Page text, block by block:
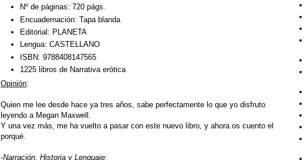
Nº de páginas: 720 págs.
Encuadernación: Tapa blanda
Editorial: PLANETA
Lengua: CASTELLANO
ISBN: 9788408147565
1225 libros de Narrativa erótica
Opinión:
Quien me lee desde hace ya tres años, sabe perfectamente lo que yo disfruto
leyendo a Megan Maxwell.
Y una vez más, me ha vuelto a pasar con este nuevo libro, y ahora os cuento el
porqué.
-Narración, Historia y Lenguaje: